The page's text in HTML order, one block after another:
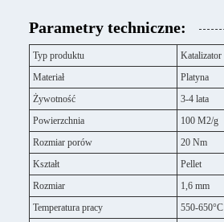
Parametry techniczne:
Typ produktu
Katalizator
Materiał
Platyna
Żywotność
3-4 lata
Powierzchnia
100 M2/g
Rozmiar porów
20 Nm
Kształt
Pellet
Rozmiar
1,6 mm
Temperatura pracy
550-650°C